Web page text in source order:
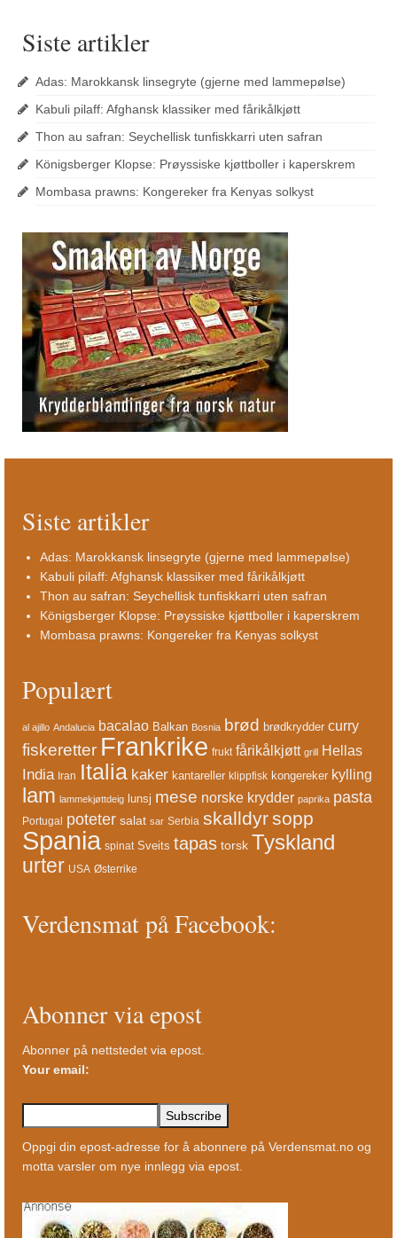
Siste artikler
Adas: Marokkansk linsegryte (gjerne med lammepølse)
Kabuli pilaff: Afghansk klassiker med fårikålkjøtt
Thon au safran: Seychellisk tunfiskkarri uten safran
Königsberger Klopse: Prøyssiske kjøttboller i kaperskrem
Mombasa prawns: Kongereker fra Kenyas solkyst
Siste artikler
Adas: Marokkansk linsegryte (gjerne med lammepølse)
Kabuli pilaff: Afghansk klassiker med fårikålkjøtt
Thon au safran: Seychellisk tunfiskkarri uten safran
Königsberger Klopse: Prøyssiske kjøttboller i kaperskrem
Mombasa prawns: Kongereker fra Kenyas solkyst
Populært
al ajillo Andalucia bacalao Balkan Bosnia brød brødkrydder curry
fiskeretter Frankrike frukt fårikålkjøtt grill Hellas
India Iran Italia kaker kantareller klippfisk kongereker kylling
lam lammekjøttdeig lunsj mese norske krydder paprika pasta
Portugal poteter salat sar Serbia skalldyrsopp
Spania spinat Sveits tapas torsk Tyskland
urter USA Østerrike
Verdensmat på Facebook:
Abonner via epost
Abonner på nettstedet via epost.
Your email:
Oppgi din epost-adresse for å abonnere på Verdensmat.no og
motta varsler om nye innlegg via epost.